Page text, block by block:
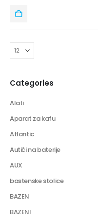
Categories
Alati
Aparat za kafu
Atlantic
Autići na baterije
AUX
bastenske stolice
BAZEN
BAZENI